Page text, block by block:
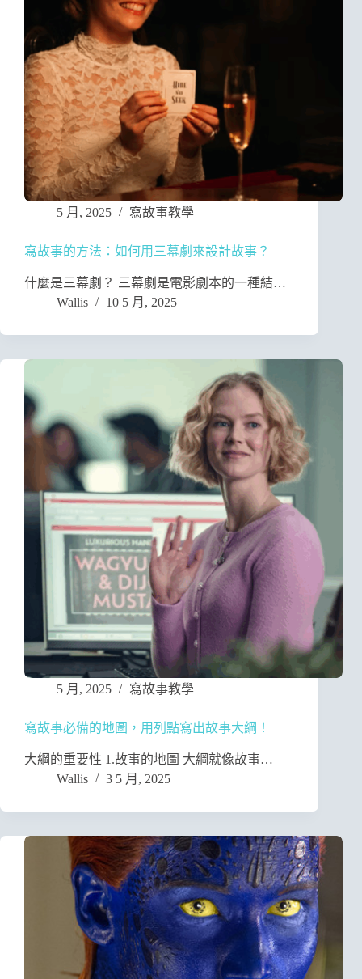
5 月, 2025 寫故事教學
寫故事的方法：如何用三幕劇來設計故事？
什麼是三幕劇？ 三幕劇是電影劇本的一種結…
Wallis
10 5 月, 2025
5 月, 2025 寫故事教學
寫故事必備的地圖，用列點寫出故事大綱！
大綱的重要性 1.故事的地圖 大綱就像故事…
Wallis
3 5 月, 2025